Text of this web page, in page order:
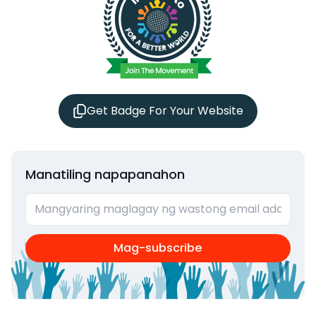
Get Badge For Your Website
Manatiling napapanahon
Mag-subscribe